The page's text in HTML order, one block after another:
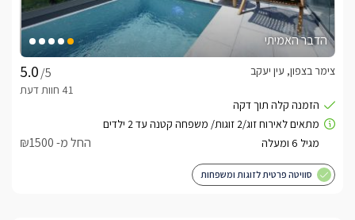
הדבר האמיתי
/5
צימר בצפון, עין יעקב
החל מ- ₪1500
סוויטה פרטית לזוגות ומשפחות